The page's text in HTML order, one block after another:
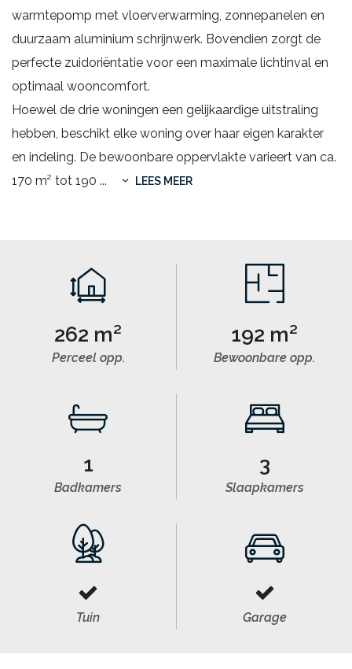
warmtepomp met vloerverwarming, zonnepanelen en
duurzaam aluminium schrijnwerk. Bovendien zorgt de
perfecte zuidoriëntatie voor een maximale lichtinval en
optimaal wooncomfort.
Hoewel de drie woningen een gelijkaardige uitstraling
hebben, beschikt elke woning over haar eigen karakter
en indeling. De bewoonbare oppervlakte varieert van ca.
170 m² tot 190 ... LEES MEER
262 m²
Perceel opp.
192 m²
Bewoonbare opp.
1
Badkamers
3
Slaapkamers
Tuin Garage